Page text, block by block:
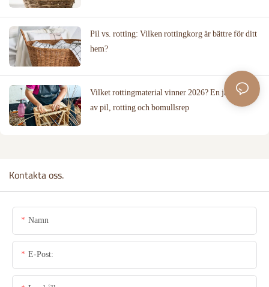
Pil vs. rotting: Vilken rottingkorg är bättre för ditt
hem?
Vilket rottingmaterial vinner 2026? En jämförelse
av pil, rotting och bomullsrep
Kontakta oss.
Namn
E-Post: